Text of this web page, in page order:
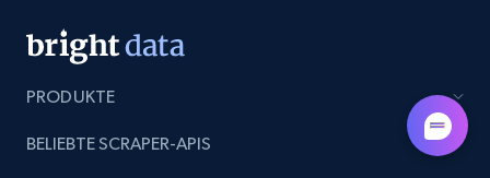
TikTok - Posts
URL, Post id, Description, Create time, Digg
PRODUKTE
BELIEBTE SCRAPER-APIS